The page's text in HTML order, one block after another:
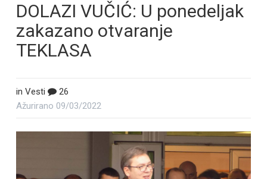
DOLAZI VUČIĆ: U ponedeljak
zakazano otvaranje
TEKLASA
in Vesti
26
Ažurirano 09/03/2022